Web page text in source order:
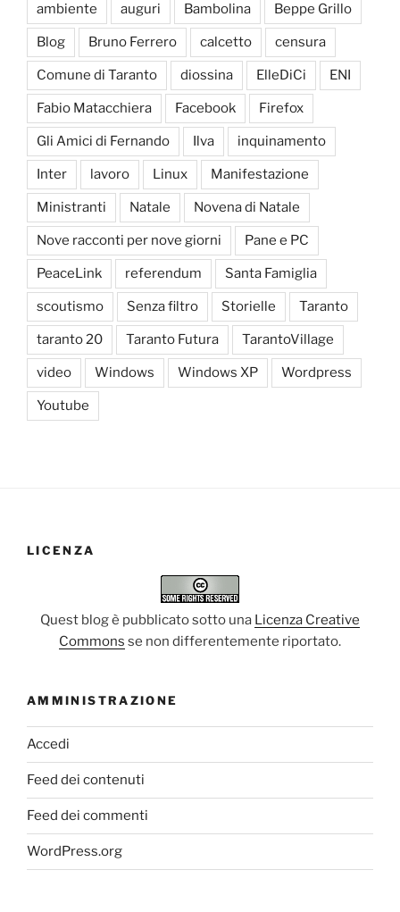
ambiente auguri Bambolina Beppe Grillo
Blog Bruno Ferrero calcetto censura
Comune di Taranto diossina ElleDiCi ENI
Fabio Matacchiera Facebook Firefox
Gli Amici di Fernando Ilva inquinamento
Inter lavoro Linux Manifestazione
Ministranti Natale Novena di Natale
Nove racconti per nove giorni Pane e PC
PeaceLink referendum Santa Famiglia
scoutismo Senza filtro Storielle Taranto
taranto 20 Taranto Futura TarantoVillage
video Windows Windows XP Wordpress
Youtube
LICENZA
Quest blog è pubblicato sotto una Licenza Creative
Commons se non differentemente riportato.
AMMINISTRAZIONE
Accedi
Feed dei contenuti
Feed dei commenti
WordPress.org